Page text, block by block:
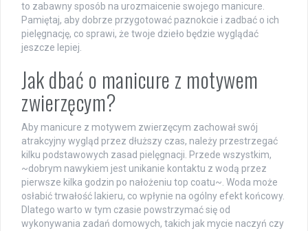
to zabawny sposób na urozmaicenie swojego manicure.
Pamiętaj, aby dobrze przygotować paznokcie i zadbać o ich
pielęgnację, co sprawi, że twoje dzieło będzie wyglądać
jeszcze lepiej.
Jak dbać o manicure z motywem
zwierzęcym?
Aby manicure z motywem zwierzęcym zachował swój
atrakcyjny wygląd przez dłuższy czas, należy przestrzegać
kilku podstawowych zasad pielęgnacji. Przede wszystkim,
~dobrym nawykiem jest unikanie kontaktu z wodą przez
pierwsze kilka godzin po nałożeniu top coatu~. Woda może
osłabić trwałość lakieru, co wpłynie na ogólny efekt końcowy.
Dlatego warto w tym czasie powstrzymać się od
wykonywania zadań domowych, takich jak mycie naczyń czy